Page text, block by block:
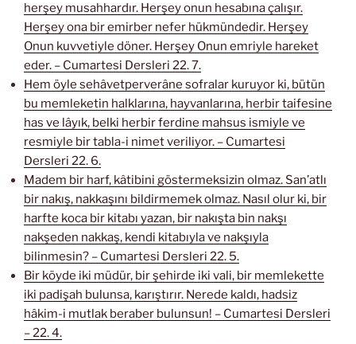
herşey musahhardır. Herşey onun hesabına çalışır.
Herşey ona bir emirber nefer hükmündedir. Herşey
Onun kuvvetiyle döner. Herşey Onun emriyle hareket
eder. – Cumartesi Dersleri 22. 7.
Hem öyle sehâvetperverâne sofralar kuruyor ki, bütün
bu memleketin halklarına, hayvanlarına, herbir taifesine
has ve lâyık, belki herbir ferdine mahsus ismiyle ve
resmiyle bir tabla-i nimet veriliyor. – Cumartesi
Dersleri 22. 6.
Madem bir harf, kâtibini göstermeksizin olmaz. San’atlı
bir nakış, nakkaşını bildirmemek olmaz. Nasıl olur ki, bir
harfte koca bir kitabı yazan, bir nakışta bin nakşı
nakşeden nakkaş, kendi kitabıyla ve nakşıyla
bilinmesin? – Cumartesi Dersleri 22. 5.
Bir köyde iki müdür, bir şehirde iki vali, bir memlekette
iki padişah bulunsa, karıştırır. Nerede kaldı, hadsiz
hâkim-i mutlak beraber bulunsun! – Cumartesi Dersleri
– 22. 4.